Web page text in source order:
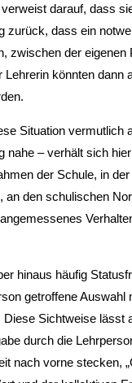
darauf, dass
zurück, dass ein
zwischen der eigenen
könnten dann
Situation vermutlich
nahe – verhält sich
der Schule, in
den schulischen
hinaus häufig
getroffene Auswahl
Sichtweise lässt
durch die
nach vorne stecken,